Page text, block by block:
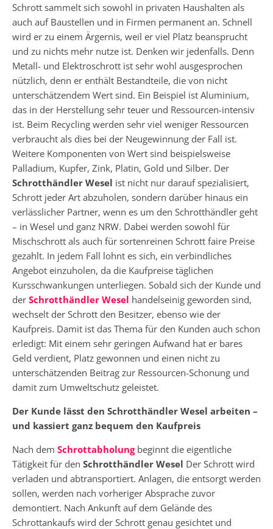
Schrott sammelt sich sowohl in privaten Haushalten als
auch auf Baustellen und in Firmen permanent an. Schnell
wird er zu einem Ärgernis, weil er viel Platz beansprucht
und zu nichts mehr nutze ist. Denken wir jedenfalls. Denn
Metall- und Elektroschrott ist sehr wohl ausgesprochen
nützlich, denn er enthält Bestandteile, die von nicht
unterschätzendem Wert sind. Ein Beispiel ist Aluminium,
das in der Herstellung sehr teuer und Ressourcen-intensiv
ist. Beim Recycling werden sehr viel weniger Ressourcen
verbraucht als dies bei der Neugewinnung der Fall ist.
Weitere Komponenten von Wert sind beispielsweise
Palladium, Kupfer, Zink, Platin, Gold und Silber. Der
Schrotthändler Wesel ist nicht nur darauf spezialisiert,
Schrott jeder Art abzuholen, sondern darüber hinaus ein
verlässlicher Partner, wenn es um den Schrotthändler geht
– in Wesel und ganz NRW. Dabei werden sowohl für
Mischschrott als auch für sortenreinen Schrott faire Preise
gezahlt. In jedem Fall lohnt es sich, ein verbindliches
Angebot einzuholen, da die Kaufpreise täglichen
Kursschwankungen unterliegen. Sobald sich der Kunde und
der Schrotthändler Wesel handelseinig geworden sind,
wechselt der Schrott den Besitzer, ebenso wie der
Kaufpreis. Damit ist das Thema für den Kunden auch schon
erledigt: Mit einem sehr geringen Aufwand hat er bares
Geld verdient, Platz gewonnen und einen nicht zu
unterschätzenden Beitrag zur Ressourcen-Schonung und
damit zum Umweltschutz geleistet.
Der Kunde lässt den Schrotthändler Wesel arbeiten –
und kassiert ganz bequem den Kaufpreis
Nach dem Schrottabholung beginnt die eigentliche
Tätigkeit für den Schrotthändler Wesel Der Schrott wird
verladen und abtransportiert. Anlagen, die entsorgt werden
sollen, werden nach vorheriger Absprache zuvor
demontiert. Nach Ankunft auf dem Gelände des
Schrottankaufs wird der Schrott genau gesichtet und